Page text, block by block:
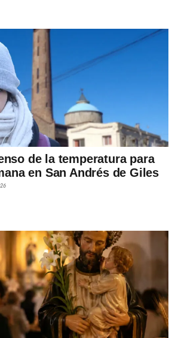
de la temperatura para
en San Andrés de Giles